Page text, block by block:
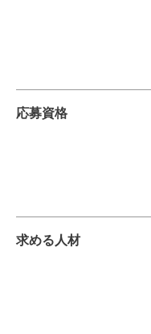
応募資格
求める人材